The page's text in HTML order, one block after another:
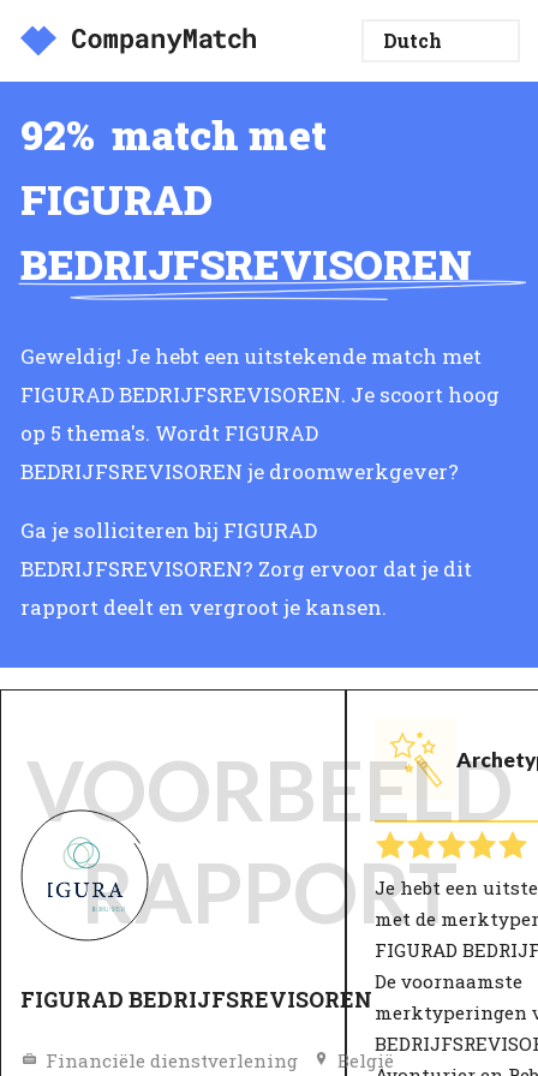
92% match met
FIGURAD
BEDRIJFSREVISOREN
Geweldig! Je hebt een uitstekende match met
FIGURAD BEDRIJFSREVISOREN. Je scoort hoog
op 5 thema's. Wordt FIGURAD
BEDRIJFSREVISOREN je droomwerkgever?
Ga je solliciteren bij FIGURAD
BEDRIJFSREVISOREN? Zorg ervoor dat je dit
rapport deelt en vergroot je kansen.
FIGURAD BEDRIJFSREVISOREN
Financiële dienstverlening België
Je hebt een
met de
FIGURAD
De voornaamste
merktyperingen
VOORBEELD
RAPPORT